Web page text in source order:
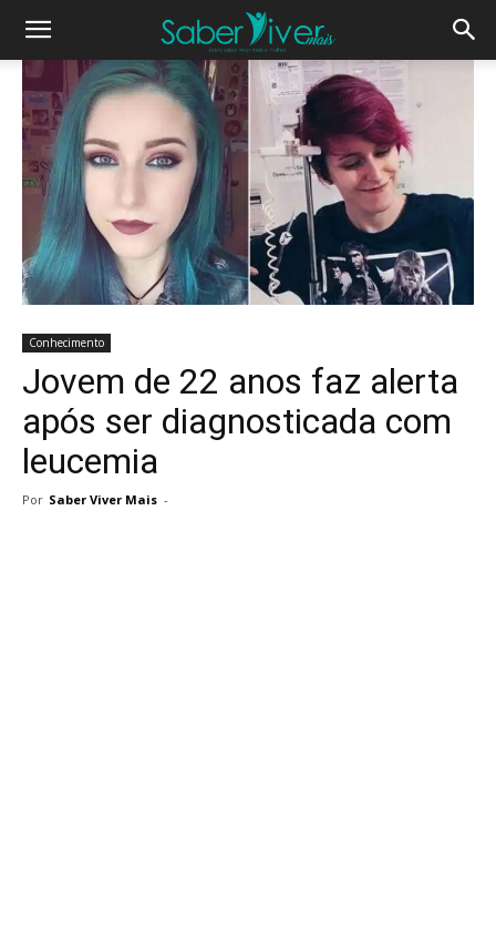
Conhecimento
Jovem de 22 anos faz alerta
após ser diagnosticada com
leucemia
Por Saber Viver Mais -